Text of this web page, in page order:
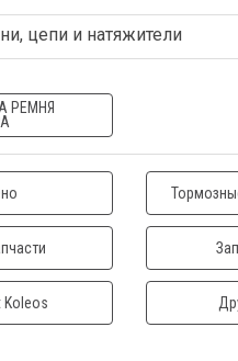
цепи и натяжители
РЕМНЯ
Koleos